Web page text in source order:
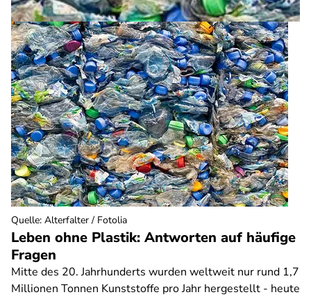
Leben ohne Plastik: Antworten auf häufige
Fragen
Mitte des 20. Jahrhunderts wurden weltweit nur rund 1,7
Millionen Tonnen Kunststoffe pro Jahr hergestellt - heute
Quelle: Alterfalter / Fotolia